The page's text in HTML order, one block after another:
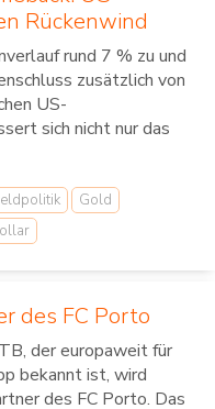
Rückenwind
rund 7 % zu und
zusätzlich von
US-
sich nicht nur das
Gold
des FC Porto
der europaweit für
bekannt ist, wird
des FC Porto. Das